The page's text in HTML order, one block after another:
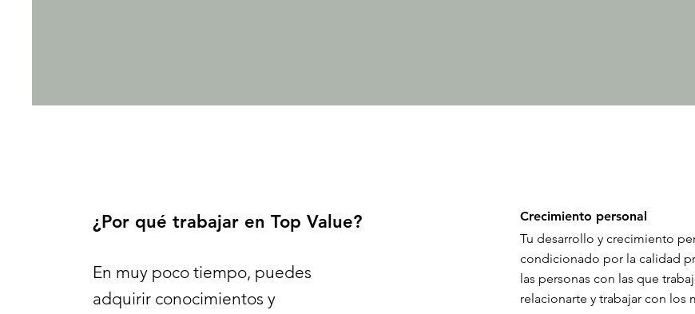
¿Por qué trabajar en Top Value?
En muy poco tiempo, puedes
adquirir conocimientos y
Crecimiento personal
Tu desarrollo y crecimiento
condicionado por la calidad
las personas con las que
relacionarte y trabajar con los